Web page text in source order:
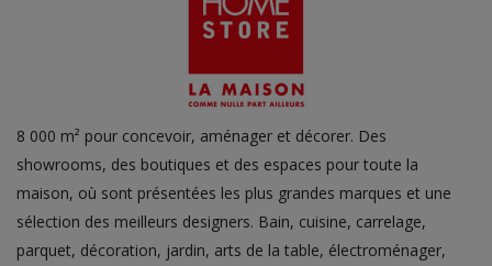
8 000 m² pour concevoir, aménager et décorer. Des
showrooms, des boutiques et des espaces pour toute la
maison, où sont présentées les plus grandes marques et une
sélection des meilleurs designers. Bain, cuisine, carrelage,
parquet, décoration, jardin, arts de la table, électroménager,